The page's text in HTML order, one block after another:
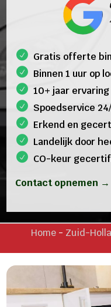
Gratis offerte
Binnen 1 uur op
10+ jaar ervaring
Spoedservice
Erkend en
Landelijk door
CO-keur
Contact opnemen →
Home - Zuid-